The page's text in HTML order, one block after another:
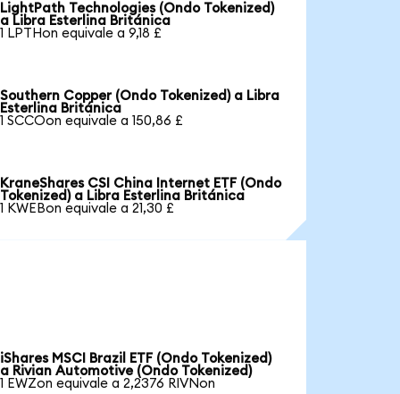
LightPath Technologies (Ondo Tokenized)
a Libra Esterlina Británica
1 LPTHon equivale a 9,18 £
Southern Copper (Ondo Tokenized) a Libra
Esterlina Británica
1 SCCOon equivale a 150,86 £
KraneShares CSI China Internet ETF (Ondo
Tokenized) a Libra Esterlina Británica
1 KWEBon equivale a 21,30 £
iShares MSCI Brazil ETF (Ondo Tokenized)
a Rivian Automotive (Ondo Tokenized)
1 EWZon equivale a 2,2376 RIVNon